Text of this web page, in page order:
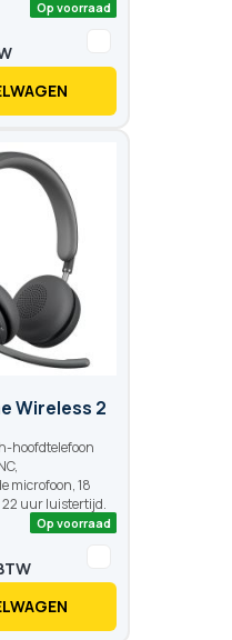
Wireless 2
hoofdtelefoon
microfoon, 18
uur luistertijd.